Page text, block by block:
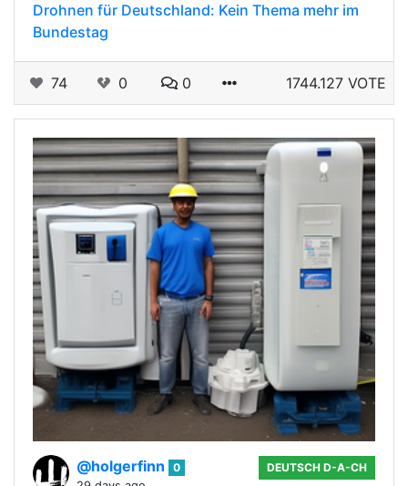
Drohnen für Deutschland: Kein Thema mehr im
Bundestag
74 0 0 1744.127 VOTE
@holgerfinn
0
DEUTSCH D-A-CH